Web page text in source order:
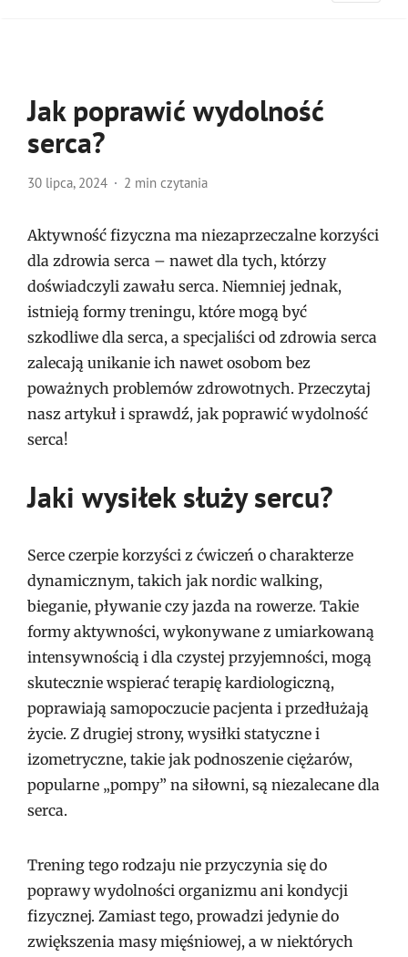
Jak poprawić wydolność
serca?
30 lipca, 2024 2 min czytania
Aktywność fizyczna ma niezaprzeczalne korzyści
dla zdrowia serca – nawet dla tych, którzy
doświadczyli zawału serca. Niemniej jednak,
istnieją formy treningu, które mogą być
szkodliwe dla serca, a specjaliści od zdrowia serca
zalecają unikanie ich nawet osobom bez
poważnych problemów zdrowotnych. Przeczytaj
nasz artykuł i sprawdź, jak poprawić wydolność
serca!
Jaki wysiłek służy sercu?
Serce czerpie korzyści z ćwiczeń o charakterze
dynamicznym, takich jak nordic walking,
bieganie, pływanie czy jazda na rowerze. Takie
formy aktywności, wykonywane z umiarkowaną
intensywnością i dla czystej przyjemności, mogą
skutecznie wspierać terapię kardiologiczną,
poprawiają samopoczucie pacjenta i przedłużają
życie. Z drugiej strony, wysiłki statyczne i
izometryczne, takie jak podnoszenie ciężarów,
popularne „pompy” na siłowni, są niezalecane dla
serca.
Trening tego rodzaju nie przyczynia się do
poprawy wydolności organizmu ani kondycji
fizycznej. Zamiast tego, prowadzi jedynie do
zwiększenia masy mięśniowej, a w niektórych